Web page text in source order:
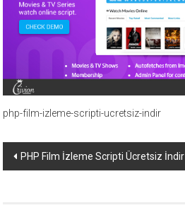
ücretli
temalar,
php
temaları,
theme
sitesi.
php-film-izleme-scripti-ucretsiz-indir
Yazı
PHP Film İzleme Scripti Ücretsiz İndir